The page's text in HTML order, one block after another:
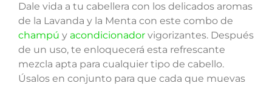
Dale vida a tu cabellera con los delicados aromas
de la Lavanda y la Menta con este combo de
champú y acondicionador vigorizantes. Después
de un uso, te enloquecerá esta refrescante
mezcla apta para cualquier tipo de cabello.
Úsalos en conjunto para que cada que muevas